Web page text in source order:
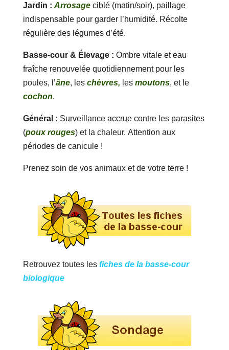
Jardin : Arrosageciblé (matin/soir), paillage
indispensable pour garder l’humidité. Récolte
régulière des légumes d’été.
Basse-cour & Élevage : Ombre vitale et eau
fraîche renouvelée quotidiennement pour les
poules, l’âne, les chèvres, les moutons, et le
cochon.
Général : Surveillance accrue contre les parasites
(poux rouges) et la chaleur. Attention aux
périodes de canicule !
Prenez soin de vos animaux et de votre terre !
Retrouvez toutes les fiches de la basse-cour
biologique